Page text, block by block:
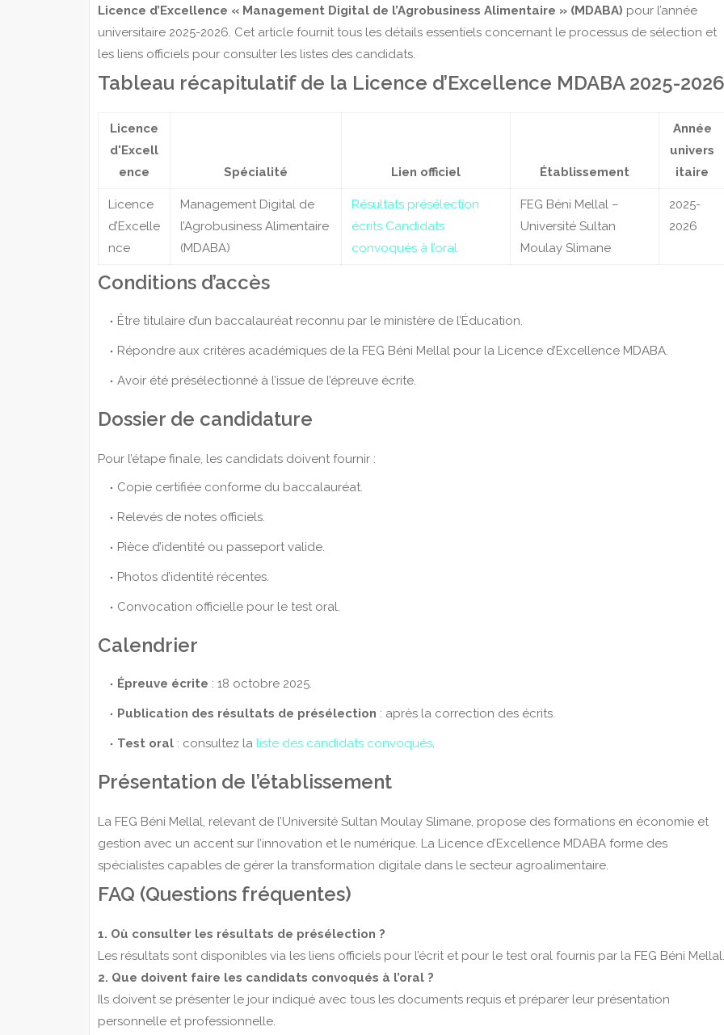
Licence d’Excellence « Management Digital de l’Agrobusiness Alimentaire » (MDABA) pour l’année
universitaire 2025-2026. Cet article fournit tous les détails essentiels concernant le processus de sélection et
les liens officiels pour consulter les listes des candidats.
Tableau récapitulatif de la Licence d’Excellence MDABA 2025-2026
Licence
d'Excell
ence
Spécialité Lien officiel Établissement
Année
univers
itaire
Licence
d’Excelle
nce
Management Digital de
l’Agrobusiness Alimentaire
(MDABA)
Résultats présélection
écrits Candidats
convoqués à l’oral
FEG Béni Mellal –
Université Sultan
Moulay Slimane
2025-
2026
Conditions d’accès
Être titulaire d’un baccalauréat reconnu par le ministère de l’Éducation.
Répondre aux critères académiques de la FEG Béni Mellal pour la Licence d’Excellence MDABA.
Avoir été présélectionné à l’issue de l’épreuve écrite.
Dossier de candidature
Pour l’étape finale, les candidats doivent fournir :
Copie certifiée conforme du baccalauréat.
Relevés de notes officiels.
Pièce d’identité ou passeport valide.
Photos d’identité récentes.
Convocation officielle pour le test oral.
Calendrier
Épreuve écrite : 18 octobre 2025.
Publication des résultats de présélection : après la correction des écrits.
Test oral: consultez la liste des candidats convoqués.
Présentation de l’établissement
La FEG Béni Mellal, relevant de l’Université Sultan Moulay Slimane, propose des formations en économie et
gestion avec un accent sur l’innovation et le numérique. La Licence d’Excellence MDABA forme des
spécialistes capables de gérer la transformation digitale dans le secteur agroalimentaire.
FAQ (Questions fréquentes)
1. Où consulter les résultats de présélection ?
Les résultats sont disponibles via les liens officiels pour l’écrit et pour le test oral fournis par la FEG Béni Mellal.
2. Que doivent faire les candidats convoqués à l’oral ?
Ils doivent se présenter le jour indiqué avec tous les documents requis et préparer leur présentation
personnelle et professionnelle.